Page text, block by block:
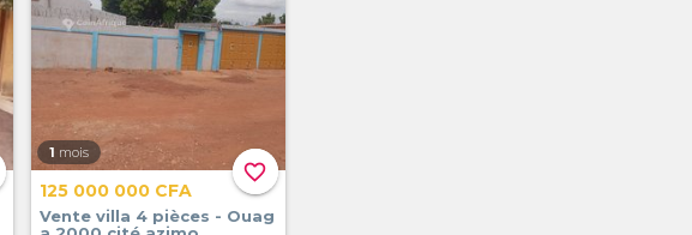
favorite_border
1 mois
125 000 000 CFA
Vente villa 4 pièces - Ouag